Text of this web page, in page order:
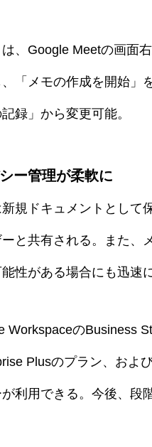
は、Google Meetの画面
「メモの作成を開始」
録」から変更可能。
ー管理が柔軟に
規ドキュメントとして
と共有される。また、
性がある場合にも迅速
WorkspaceのBusiness
Plusのプラン、およ
利用できる。今後、段